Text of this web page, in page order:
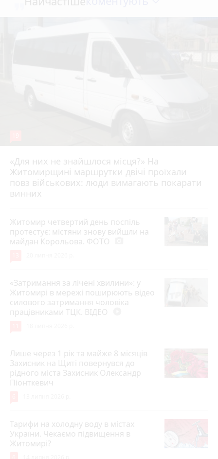
«Для них не знайшлося місця?» На
Житомирщині маршрутки двічі проїхали
повз військових: люди вимагають покарати
винних
17 липня 2026 р.
Житомир четвертий день поспіль
протестує: містяни знову вийшли на
майдан Корольова. ФОТО
«Затримання за лічені хвилини»: у
Житомирі в мережі поширюють відео
силового затримання чоловіка
працівниками ТЦК. ВІДЕО
Лише через 1 рік та майже 8 місяців
Захисник на Щиті повернувся до
рідного міста Захисник Олександр
Піонткевич
Тарифи на холодну воду в містах
України. Чекаємо підвищення в
Житомирі?